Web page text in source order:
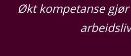
Økt kompetanse